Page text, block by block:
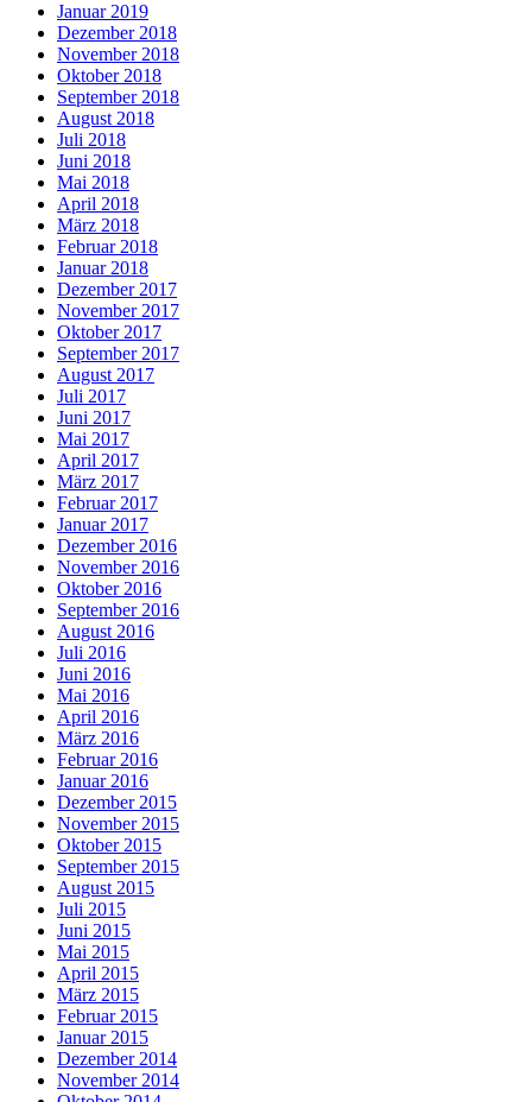
Januar 2019
Dezember 2018
November 2018
Oktober 2018
September 2018
August 2018
Juli 2018
Juni 2018
Mai 2018
April 2018
März 2018
Februar 2018
Januar 2018
Dezember 2017
November 2017
Oktober 2017
September 2017
August 2017
Juli 2017
Juni 2017
Mai 2017
April 2017
März 2017
Februar 2017
Januar 2017
Dezember 2016
November 2016
Oktober 2016
September 2016
August 2016
Juli 2016
Juni 2016
Mai 2016
April 2016
März 2016
Februar 2016
Januar 2016
Dezember 2015
November 2015
Oktober 2015
September 2015
August 2015
Juli 2015
Juni 2015
Mai 2015
April 2015
März 2015
Februar 2015
Januar 2015
Dezember 2014
November 2014